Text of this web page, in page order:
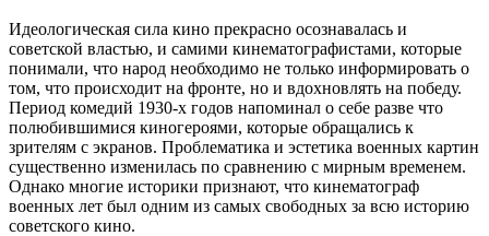
Идеологическая сила кино прекрасно осознавалась и
советской властью, и самими кинематографистами, которые
понимали, что народ необходимо не только информировать о
том, что происходит на фронте, но и вдохновлять на победу.
Период комедий 1930-х годов напоминал о себе разве что
полюбившимися киногероями, которые обращались к
зрителям с экранов. Проблематика и эстетика военных картин
существенно изменилась по сравнению с мирным временем.
Однако многие историки признают, что кинематограф
военных лет был одним из самых свободных за всю историю
советского кино.